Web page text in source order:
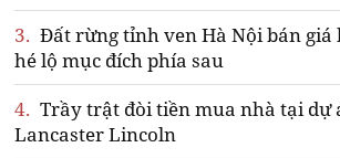
3. Đất rừng tỉnh ven Hà Nội bán giá
hé lộ mục đích phía sau
4. Trầy trật đòi tiền mua nhà tại dự
Lancaster Lincoln